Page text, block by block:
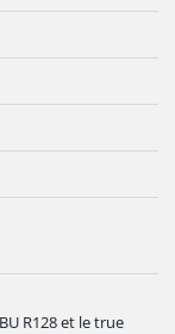
R128 et le true